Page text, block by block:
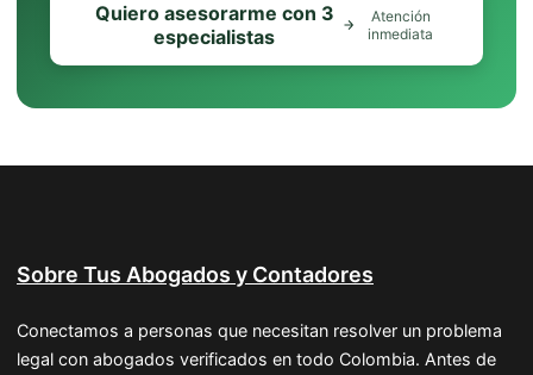
Quiero asesorarme con 3
especialistas
Atención
inmediata
Sobre Tus Abogados y Contadores
Conectamos a personas que necesitan resolver un problema
legal con abogados verificados en todo Colombia. Antes de